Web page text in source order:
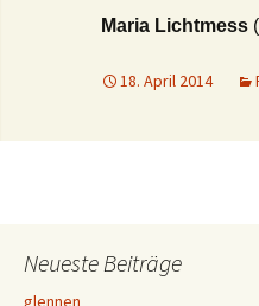
Maria Lichtmess
18. April 2014
Neueste Beiträge
glennen